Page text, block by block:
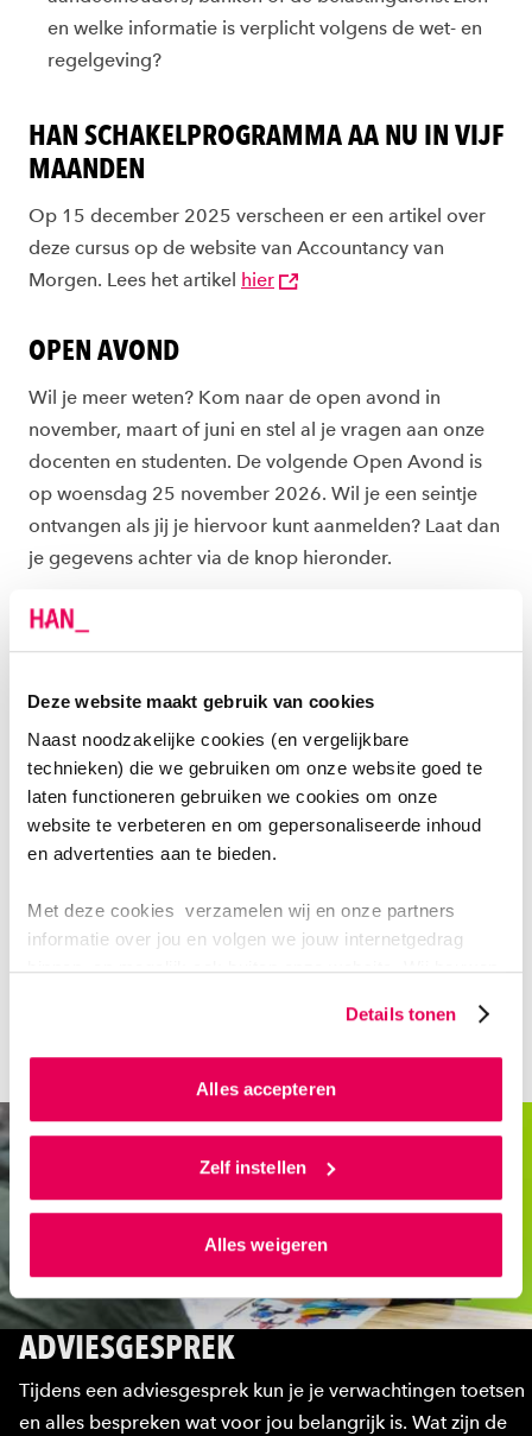
Deze website maakt gebruik van cookies
Naast noodzakelijke cookies (en vergelijkbare
technieken) die we gebruiken om onze website goed te
laten functioneren gebruiken we cookies om onze
website te verbeteren en om gepersonaliseerde inhoud
en advertenties aan te bieden.
Met deze cookies verzamelen wij en onze partners
informatie over jou en volgen we jouw internetgedrag
binnen, en mogelijk ook buiten onze website. Wij bouwen
website en communicatie aan op jouw voorkeuren. Ook
kunnen we zo gerichte advertenties laten zien op basis
van jouw internetgedrag.
Als je op ‘Alles accepteren’ klikt dan geef je ons
toestemming om cookies voor social media en
gepersonaliseerde advertenties te plaatsen. Lees
cookiestatement. Via ‘Zelf instellen’ kun je ook zelf
instellen welke cookies we plaatsen. Je kunt je
toestemming altijd wijzigen of intrekken via
onscookiestatement.
Details tonen
Alles accepteren
Zelf instellen
Alles weigeren
en welke informatie is verplicht volgens de wet- en
regelgeving?
HAN SCHAKELPROGRAMMA AA NU IN VIJF
MAANDEN
Op 15 december 2025 verscheen er een artikel over
deze cursus op de website van Accountancy van
Morgen. Lees het artikel hier
OPEN AVOND
Wil je meer weten? Kom naar de open avond in
november, maart of juni en stel al je vragen aan onze
docenten en studenten. De volgende Open Avond is
op woensdag 25 november 2026. Wil je een seintje
ontvangen als jij je hiervoor kunt aanmelden? Laat dan
je gegevens achter via de knop hieronder.
Het programma van de Open Avond ziet er meestal
als volgt uit:
17.00 - 17.30 uur: Online Q&A post-hbo
opleidingen en cursussen Accountancy
18.00 - 21.00 uur: Informatiemarkt Arnhem
19.00 - 19.45 uur: Voorlichting post-hbo
opleidingen en cursussen Accountancy, Arnhem
VOORAANMELDEN VOOR DE OPEN AVOND
ADVIESGESPREK
Tijdens een adviesgesprek kun je je verwachtingen toetsen
en alles bespreken wat voor jou belangrijk is. Wat zijn de